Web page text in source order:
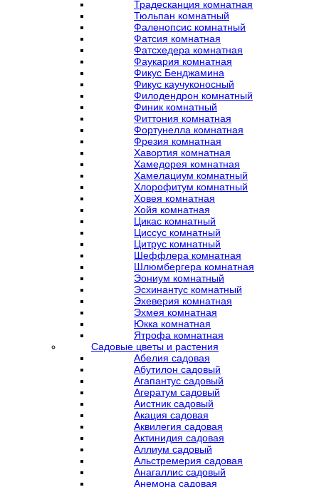
Традесканция комнатная
Тюльпан комнатный
Фаленопсис комнатный
Фатсия комнатная
Фатсхедера комнатная
Фаукария комнатная
Фикус Бенджамина
Фикус каучуконосный
Филодендрон комнатный
Финик комнатный
Фиттония комнатная
Фортунелла комнатная
Фрезия комнатная
Хавортия комнатная
Хамедорея комнатная
Хамелациум комнатный
Хлорофитум комнатный
Ховея комнатная
Хойя комнатная
Цикас комнатный
Циссус комнатный
Цитрус комнатный
Шеффлера комнатная
Шлюмбергера комнатная
Эониум комнатный
Эсхинантус комнатный
Эхеверия комнатная
Эхмея комнатная
Юкка комнатная
Ятрофа комнатная
Садовые цветы и растения
Абелия садовая
Абутилон садовый
Агапантус садовый
Агератум садовый
Аистник садовый
Акация садовая
Аквилегия садовая
Актинидия садовая
Аллиум садовый
Альстремерия садовая
Анагаллис садовый
Анемона садовая